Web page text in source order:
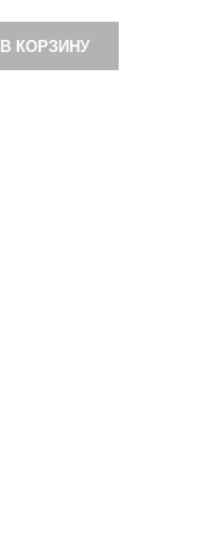
В КОРЗИНУ